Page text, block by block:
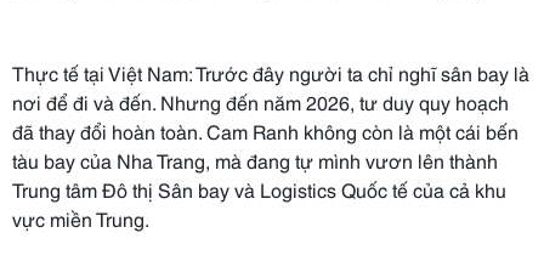
Thực tế tại Việt Nam: Trước đây người ta chỉ nghĩ sân bay là
nơi để đi và đến. Nhưng đến năm 2026, tư duy quy hoạch
đã thay đổi hoàn toàn. Cam Ranh không còn là một cái bến
tàu bay của Nha Trang, mà đang tự mình vươn lên thành
Trung tâm Đô thị Sân bay và Logistics Quốc tế của cả khu
vực miền Trung.